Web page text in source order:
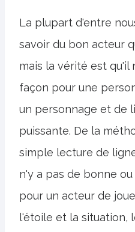
La plupart d'entre
savoir du bon acteur
mais la vérité est qu'il
façon pour une
un personnage et de
puissante. De la
simple lecture de
n'y a pas de bonne
pour un acteur de
l'étoile et la situation,